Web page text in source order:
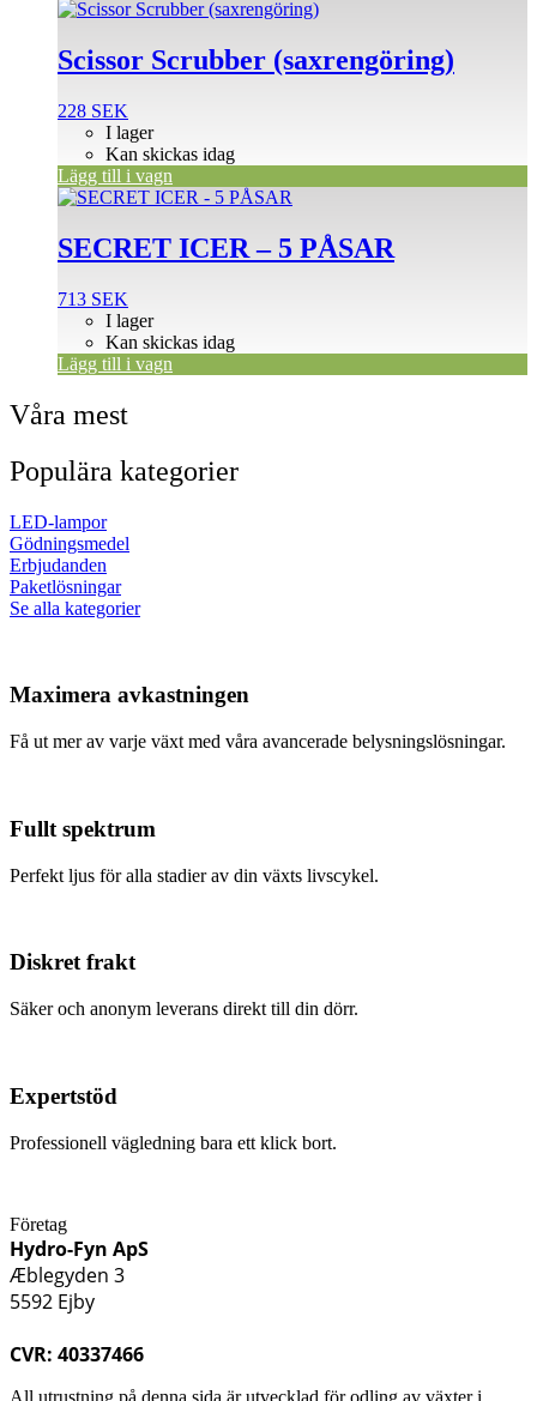
Scissor Scrubber (saxrengöring)
228 SEK
I lager
Kan skickas idag
Lägg till i vagn
SECRET ICER – 5 PÅSAR
713 SEK
I lager
Kan skickas idag
Lägg till i vagn
Våra mest
Populära kategorier
LED-lampor
Gödningsmedel
Erbjudanden
Paketlösningar
Se alla kategorier
Maximera avkastningen
Få ut mer av varje växt med våra avancerade belysningslösningar.
Fullt spektrum
Perfekt ljus för alla stadier av din växts livscykel.
Diskret frakt
Säker och anonym leverans direkt till din dörr.
Expertstöd
Professionell vägledning bara ett klick bort.
Företag
Hydro-Fyn ApS
Æblegyden 3
5592 Ejby
CVR: 40337466
All utrustning på denna sida är utvecklad för odling av växter i